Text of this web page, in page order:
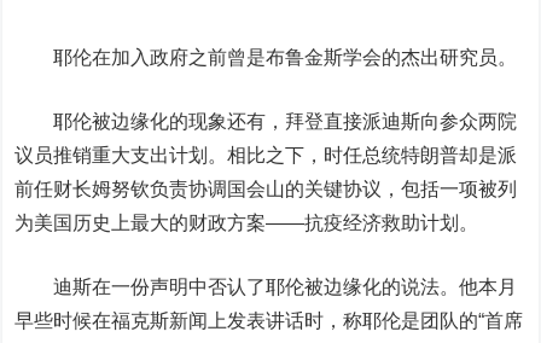
耶伦在加入政府之前曾是布鲁金斯学会的杰出研究员。
耶伦被边缘化的现象还有，拜登直接派迪斯向参众两院
议员推销重大支出计划。相比之下，时任总统特朗普却是派
前任财长姆努钦负责协调国会山的关键协议，包括一项被列
为美国历史上最大的财政方案——抗疫经济救助计划。
迪斯在一份声明中否认了耶伦被边缘化的说法。他本月
早些时候在福克斯新闻上发表讲话时，称耶伦是团队的“首席